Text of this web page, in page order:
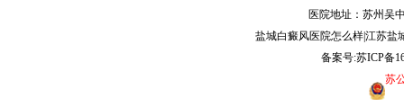
医院地址：苏州吴
盐城白癜风医院怎么样|江苏盐
备案号:苏ICP备
苏